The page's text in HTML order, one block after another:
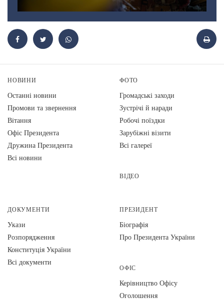
НОВИНИ
Останні новини
Промови та звернення
Вiтання
Офіс Президента
Дружина Президента
Всі новини
ФОТО
Громадські заходи
Зустрічі й наради
Робочі поїздки
Зарубіжні візити
Всі галереї
ВІДЕО
ДОКУМЕНТИ
Укази
Розпорядження
Конституція України
Всі документи
ПРЕЗИДЕНТ
Біографія
Про Президента України
ОФІС
Керівництво Офісу
Оголошення